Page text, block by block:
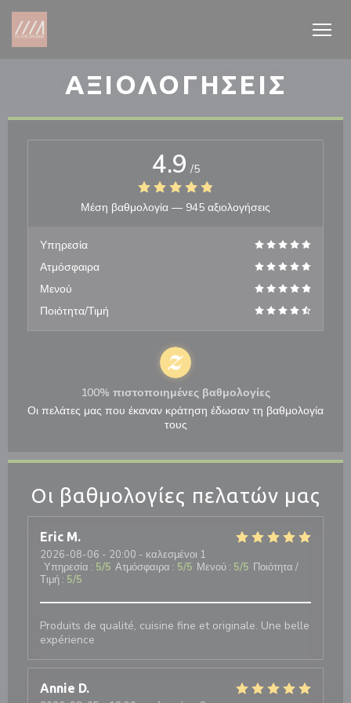
Πίνακας διαχείρισης "Μπισκότων" (Cookies)
ΑΞΙΟΛΟΓΉΣΕΙΣ
Οι βαθμολογίες πελατών μας
Eric M
2026-08-06 - 20:00 - καλεσμένοι 1
Υπηρεσία : 5/5 Ατμόσφαιρα : 5/5 Μενού : 5/5 Ποιότητα /
Τιμή : 5/5
Produits de qualité, cuisine fine et originale. Une belle
expérience
Annie D
4.9 /5
Μέση βαθμολογία — 945 αξιολογήσεις
Υπηρεσία
Ατμόσφαιρα
Μενού
Ποιότητα/Τιμή
100% πιστοποιημένες βαθμολογίες
Οι πελάτες μας που έκαναν κράτηση έδωσαν τη βαθμολογία
τους